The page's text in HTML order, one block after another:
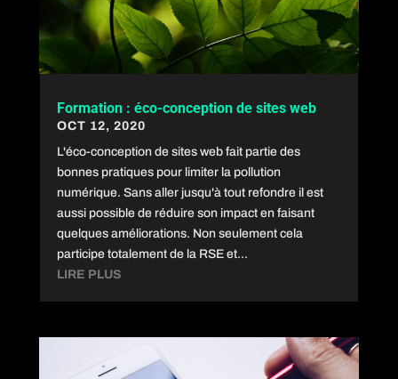
Formation : éco-conception de sites web
OCT 12, 2020
L'éco-conception de sites web fait partie des
bonnes pratiques pour limiter la pollution
numérique. Sans aller jusqu'à tout refondre il est
aussi possible de réduire son impact en faisant
quelques améliorations. Non seulement cela
participe totalement de la RSE et...
LIRE PLUS